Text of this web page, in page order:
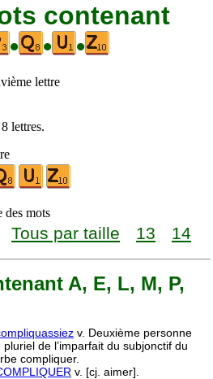
contenant
• • •
lettre
lettres.
des mots
Tous par taille 13 14
A, E, L, M, P,
v. Deuxième personne
pluriel de l’imparfait du subjonctif du
compliquer.
v. [cj. aimer].